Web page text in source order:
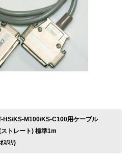
お問い合わせ
HS/KS-M100/KS-C100用ケーブル
トレート) 標準1m
ｽ/ﾐﾘ)